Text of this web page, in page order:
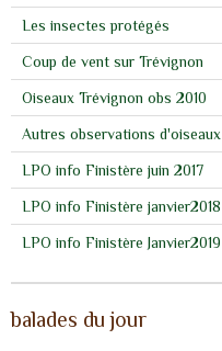
Les insectes protégés
Coup de vent sur Trévignon
Oiseaux Trévignon obs 2010
Autres observations d'oiseaux
LPO info Finistère juin 2017
LPO info Finistère janvier2018
LPO info Finistère Janvier2019
balades du jour